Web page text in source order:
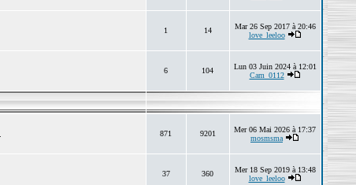
1 14
Mar 26 Sep 2017 à 20:46
love_leeloo
6 104
Lun 03 Juin 2024 à 12:01
Cam_0112
871 9201
Mer 06 Mai 2026 à 17:37
mosmsma
37 360
Mer 18 Sep 2019 à 13:48
love_leeloo